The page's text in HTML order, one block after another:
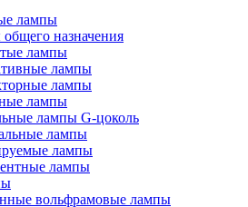
лампы
назначения
лампы
лампы
лампы
лампы
лампы G-цоколь
лампы
лампы
лампы
вольфрамовые лампы